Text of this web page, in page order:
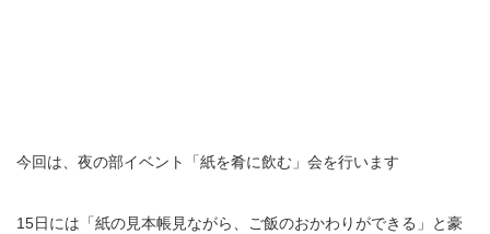
今回は、夜の部イベント「紙を肴に飲む」会を行います
15日には「紙の見本帳見ながら、ご飯のおかわりができる」と豪